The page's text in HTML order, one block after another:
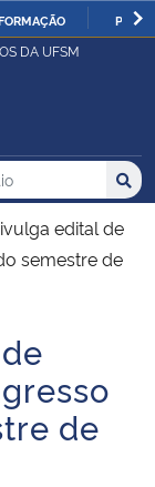
DA UFSM
no Sítio
edital de
semestre de
de